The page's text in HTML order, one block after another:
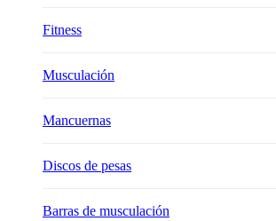
Fitness
Musculación
Mancuernas
Discos de pesas
Barras de musculación